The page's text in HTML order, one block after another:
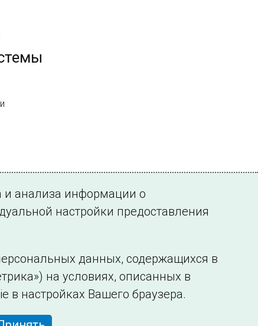
Сведения об образовательной организации
и анализа информации о
настройки предоставления
данных, содержащихся в
на условиях, описанных в
в настройках Вашего браузера.